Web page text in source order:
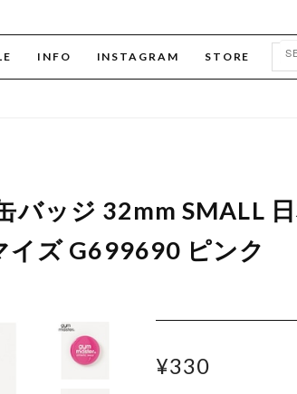
INFO INSTAGRAM STORE
バッジ 32mm SMALL
イズ G699690 ピンク
¥330